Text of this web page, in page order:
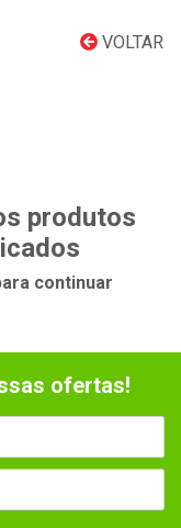
VOLTAR
produtos
continuar
ofertas!